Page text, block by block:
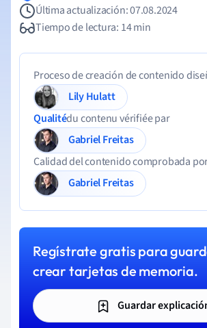
Última actualización: 07.08.2024
Tiempo de lectura: 14 min
Proceso de creación de contenido
Lily Hulatt
Qualitédu contenu vérifiée par
Gabriel Freitas
Calidad del contenido comprobada
Gabriel Freitas
Regístrate gratis para
crear tarjetas de memoria.
Guardar